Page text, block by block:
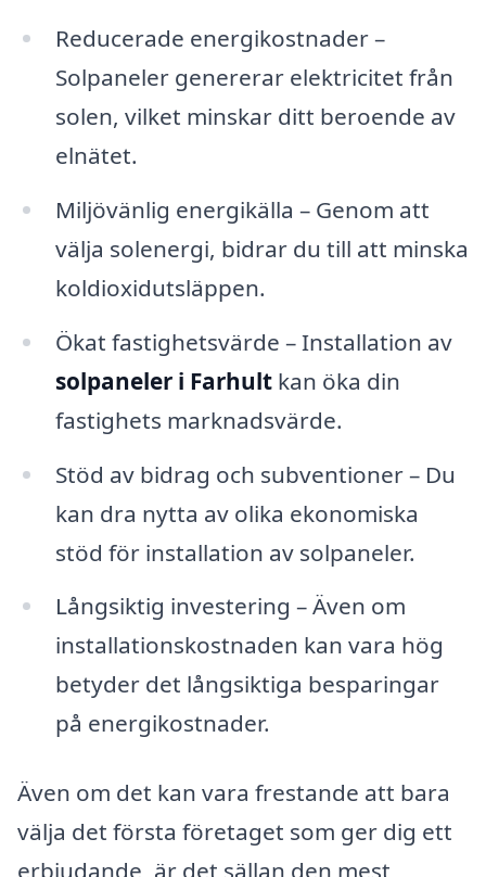
Reducerade energikostnader –
Solpaneler genererar elektricitet från
solen, vilket minskar ditt beroende av
elnätet.
Miljövänlig energikälla – Genom att
välja solenergi, bidrar du till att minska
koldioxidutsläppen.
Ökat fastighetsvärde – Installation av
solpaneler i Farhultkan öka din
fastighets marknadsvärde.
Stöd av bidrag och subventioner – Du
kan dra nytta av olika ekonomiska
stöd för installation av solpaneler.
Långsiktig investering – Även om
installationskostnaden kan vara hög
betyder det långsiktiga besparingar
på energikostnader.
Även om det kan vara frestande att bara
välja det första företaget som ger dig ett
erbjudande, är det sällan den mest